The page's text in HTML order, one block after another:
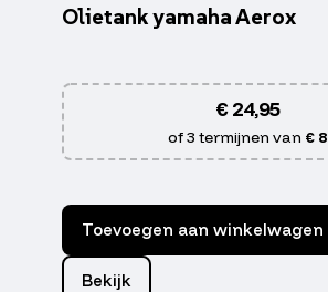
Olietank yamaha Aerox
€24,95
of 3 termijnen van € 8
Toevoegen aan winkelwagen
Bekijk